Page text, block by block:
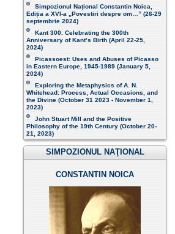
Simpozionul Național Constantin Noica,
Ediția a XVI-a „Povestiri despre om…” (26-29
septembrie 2024)
Kant 300. Celebrating the 300th
Anniversary of Kant’s Birth (April 22-25,
2024)
Picassoest: Uses and Abuses of Picasso
in Eastern Europe, 1945-1989 (January 5,
2024)
Exploring the Metaphysics of A. N.
Whitehead: Process, Actual Occasions, and
the Divine (October 31 2023 - November 1,
2023)
John Stuart Mill and the Positive
Philosophy of the 19th Century (October 20-
21, 2023 )
SIMPOZIONUL NAŢIONAL
CONSTANTIN NOICA